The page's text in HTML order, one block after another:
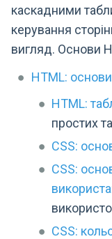
каскадними
керування
вигляд. Основи
HTML: основи
HTML:
простих
CSS:
CSS:
CSS: